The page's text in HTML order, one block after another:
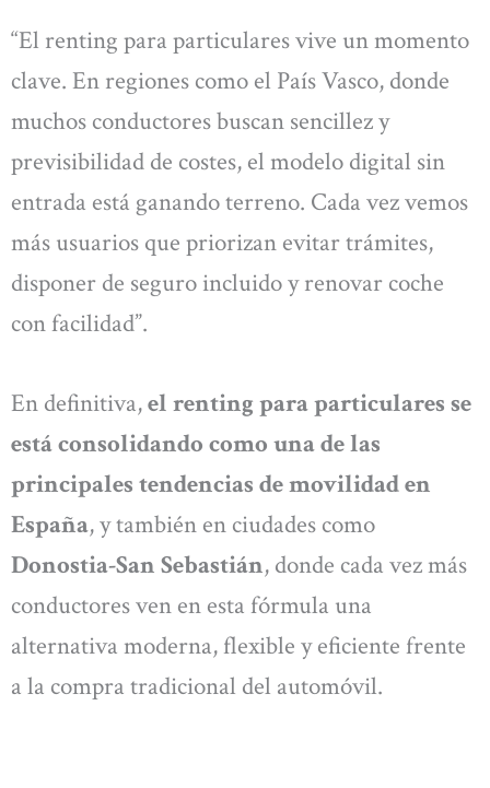
“El renting para particulares vive un momento
clave. En regiones como el País Vasco, donde
muchos conductores buscan sencillez y
previsibilidad de costes, el modelo digital sin
entrada está ganando terreno. Cada vez vemos
más usuarios que priorizan evitar trámites,
disponer de seguro incluido y renovar coche
con facilidad”.
En definitiva,el renting para particulares se
está consolidando como una de las
principales tendencias de movilidad en
España, y también en ciudades como
Donostia-San Sebastián, donde cada vez más
conductores ven en esta fórmula una
alternativa moderna, flexible y eficiente frente
a la compra tradicional del automóvil.